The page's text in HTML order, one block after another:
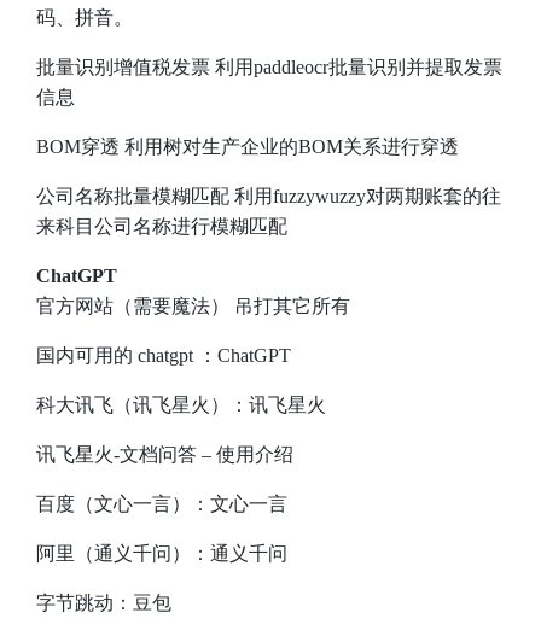
码、拼音。
批量识别增值税发票 利用paddleocr批量识别并提取发票
信息
BOM穿透 利用树对生产企业的BOM关系进行穿透
公司名称批量模糊匹配 利用fuzzywuzzy对两期账套的往
来科目公司名称进行模糊匹配
ChatGPT
官方网站（需要魔法）
吊打其它所有
国内可用的 chatgpt ： ChatGPT
科大讯飞（讯飞星火）： 讯飞星火
讯飞星火-文档问答 – 使用介绍
百度（文心一言）： 文心一言
阿里（通义千问）： 通义千问
字节跳动： 豆包